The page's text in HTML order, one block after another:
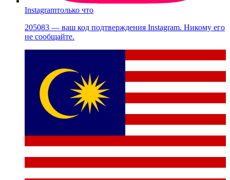
Instagramтолько что
205083 — ваш код подтверждения Instagram. Никому его
не сообщайте.